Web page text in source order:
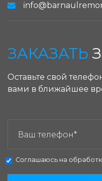
ЗАКАЗАТЬ
Оставьте свой
вами в ближайшее
Соглашаюсь на